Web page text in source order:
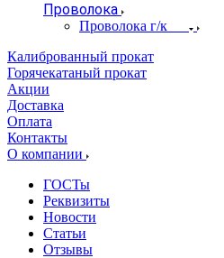
Проволока
Проволока г/к
Калиброванный прокат
Горячекатаный прокат
Акции
Доставка
Оплата
Контакты
О компании
ГОСТы
Реквизиты
Новости
Статьи
Отзывы